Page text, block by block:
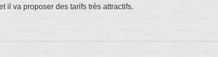
il va proposer des tarifs très attractifs.